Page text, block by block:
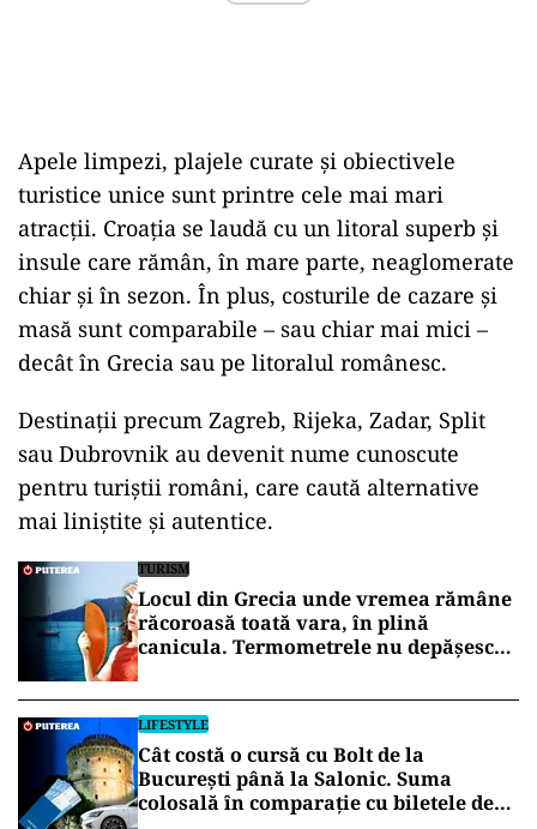
Apele limpezi, plajele curate și obiectivele
turistice unice sunt printre cele mai mari
atracții. Croația se laudă cu un litoral superb și
insule care rămân, în mare parte, neaglomerate
chiar și în sezon. În plus, costurile de cazare și
masă sunt comparabile – sau chiar mai mici –
decât în Grecia sau pe litoralul românesc.
Destinații precum Zagreb, Rijeka, Zadar, Split
sau Dubrovnik au devenit nume cunoscute
pentru turiștii români, care caută alternative
mai liniștite și autentice.
TURISM
Locul din Grecia unde vremea rămâne
răcoroasă toată vara, în plină
canicula. Termometrele nu depășesc
LIFESTYLE
Cât costă o cursă cu Bolt de la
București până la Salonic. Suma
colosală în comparație cu biletele de